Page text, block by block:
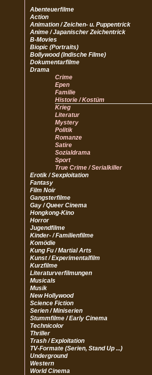
Abenteuerfilme
Action
Animation / Zeichen- u. Puppentrick
Anime / Japanischer Zeichentrick
B-Movies
Biopic (Portraits)
Bollywood (Indische Filme)
Dokumentarfilme
Drama
Crime
Epen
Familie
Historie / Kostüm
Krieg
Literatur
Mystery
Politik
Romanze
Satire
Sozialdrama
Sport
True Crime / Serialkiller
Erotik / Sexploitation
Fantasy
Film Noir
Gangsterfilme
Gay / Queer Cinema
Hongkong-Kino
Horror
Jugendfilme
Kinder- / Familienfilme
Komödie
Kung Fu / Martial Arts
Kunst / Experimentalfilm
Kurzfilme
Literaturverfilmungen
Musicals
Musik
New Hollywood
Science Fiction
Serien / Miniserien
Stummfilme / Early Cinema
Technicolor
Thriller
Trash / Exploitation
TV-Formate (Serien, Stand Up ...)
Underground
Western
World Cinema